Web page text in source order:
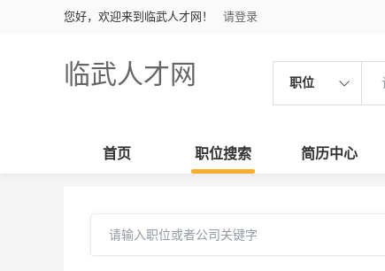
您好，欢迎来到临武人才网！ 请登录
临武人才网 职位
首页 职位搜索 简历中心